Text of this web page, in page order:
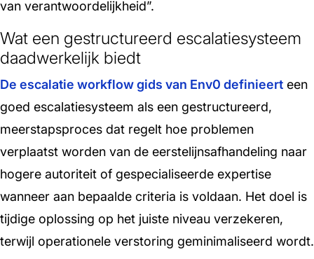
van verantwoordelijkheid”.
Wat een gestructureerd escalatiesysteem
daadwerkelijk biedt
De escalatie workflow gids van Env0 definieert een
goed escalatiesysteem als een gestructureerd,
meerstapsproces dat regelt hoe problemen
verplaatst worden van de eerstelijnsafhandeling naar
hogere autoriteit of gespecialiseerde expertise
wanneer aan bepaalde criteria is voldaan. Het doel is
tijdige oplossing op het juiste niveau verzekeren,
terwijl operationele verstoring geminimaliseerd wordt.